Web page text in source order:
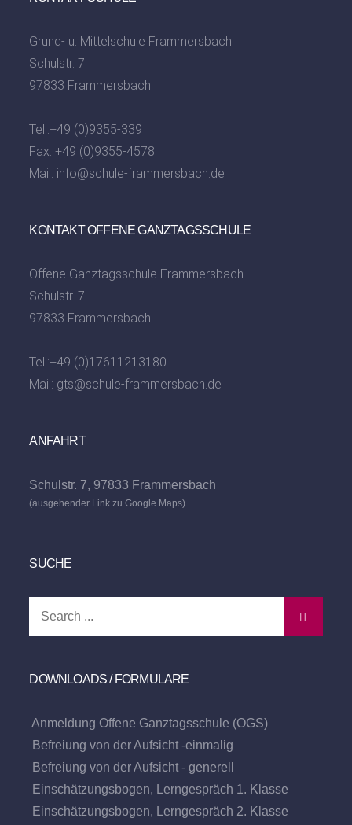
Grund- u. Mittelschule Frammersbach
Schulstr. 7
97833 Frammersbach
Tel.:+49 (0)9355-339
Fax: +49 (0)9355-4578
Mail: info@schule-frammersbach.de
KONTAKT OFFENE GANZTAGSSCHULE
Offene Ganztagsschule Frammersbach
Schulstr. 7
97833 Frammersbach
Tel.:+49 (0)17611213180
Mail: gts@schule-frammersbach.de
ANFAHRT
Schulstr. 7, 97833 Frammersbach
(ausgehender Link zu Google Maps)
SUCHE
DOWNLOADS / FORMULARE
Anmeldung Offene Ganztagsschule (OGS)
Befreiung von der Aufsicht -einmalig
Befreiung von der Aufsicht - generell
Einschätzungsbogen, Lerngespräch 1. Klasse
Einschätzungsbogen, Lerngespräch 2. Klasse